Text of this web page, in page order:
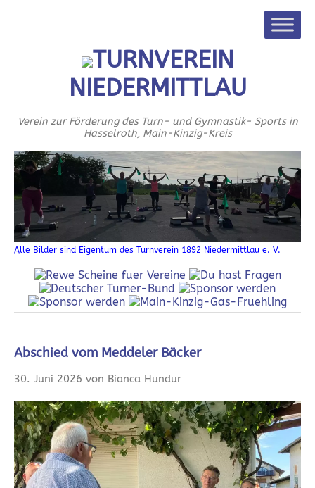
TURNVEREIN
NIEDERMITTLAU
Verein zur Förderung des Turn- und Gymnastik- Sports in
Hasselroth, Main-Kinzig-Kreis
Alle Bilder sind Eigentum des Turnverein 1892 Niedermittlau e. V.
Abschied vom Meddeler Bäcker
30. Juni 2026 von Bianca Hundur